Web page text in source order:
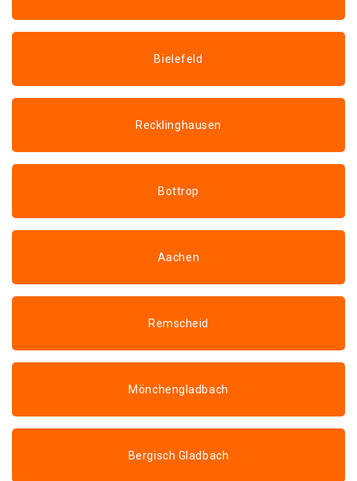
Bielefeld
Recklinghausen
Bottrop
Aachen
Remscheid
Mönchengladbach
Bergisch Gladbach